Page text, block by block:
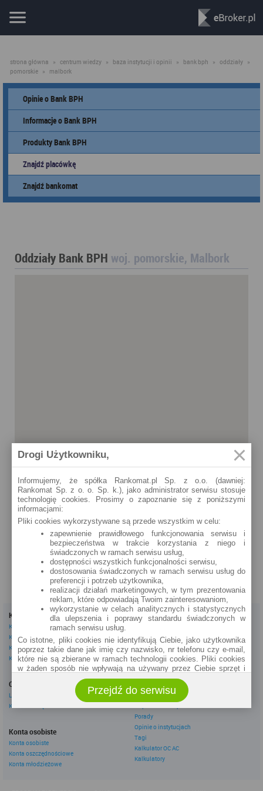
strona główna » centrum wiedzy » baza instytucji i opinii » bank bph » oddziały »
pomorskie » malbork
Opinie o Bank BPH
Informacje o Bank BPH
Produkty Bank BPH
Znajdź placówkę
Znajdź bankomat
Oddziały Bank BPH woj. pomorskie, Malbork
Malbork
zobacz na mapie »
Kredyty
Kredyty gotówkowe
Kredyty hipoteczne
Kredyty konsolidacyjne
Kredyty na samochód
Oszczędzanie
Lokaty
Konta oszczędnościowe
Konta osobiste
Konta osobiste
Konta oszczędnościowe
Konta młodzieżowe
Dla firm
Konta firmowe
Leasingi
Inne
eBroker Ekstra
Artykuły
Porady
Opinie o instytucjach
Tagi
Kalkulator OC AC
Kalkulatory
Drogi Użytkowniku,
Informujemy, że spółka Rankomat.pl Sp. z o.o. (dawniej:
Rankomat Sp. z o. o. Sp. k.), jako administrator serwisu stosuje
technologię cookies. Prosimy o zapoznanie się z poniższymi
informacjami:
Pliki cookies wykorzystywane są przede wszystkim w celu:
zapewnienie prawidłowego funkcjonowania serwisu i
bezpieczeństwa w trakcie korzystania z niego i
świadczonych w ramach serwisu usług,
dostępności wszystkich funkcjonalności serwisu,
dostosowania świadczonych w ramach serwisu usług do
preferencji i potrzeb użytkownika,
realizacji działań marketingowych, w tym prezentowania
reklam, które odpowiadają Twoim zainteresowaniom,
wykorzystanie w celach analitycznych i statystycznych
dla ulepszenia i poprawy standardu świadczonych w
ramach serwisu usług.
Co istotne, pliki cookies nie identyfikują Ciebie, jako użytkownika
poprzez takie dane jak imię czy nazwisko, nr telefonu czy e-mail,
które nie są zbierane w ramach technologii cookies. Pliki cookies
w żaden sposób nie wpływają na używany przez Ciebie sprzęt i
Zakres wykorzystywania plików cookies możliwy jest do
określenia w ustawieniach przeglądarki każdego użytkownika. Bez
wprowadzenia zmian ustawień, informacje w plikach cookies mogą
być zapisywane w pamięci Twojego urządzenia.
Administratorem danych pozyskiwanych w technologii cookies jest
spółka Rankomat.pl Sp. z o.o. (dawniej: Rankomat Sp. z o. o. Sp.
k.) z siedzibą w Warszawie, ul. Wolska 88, 01 - 141 Warszawa.
Możesz jako użytkownik w każdym czasie skontaktować się z
administratorem pod adresem bok@ebroker.pl, jak również wyrazić
Przejdź do serwisu